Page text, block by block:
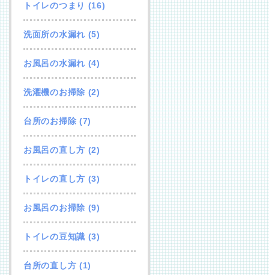
トイレのつまり (16)
洗面所の水漏れ (5)
お風呂の水漏れ (4)
洗濯機のお掃除 (2)
台所のお掃除 (7)
お風呂の直し方 (2)
トイレの直し方 (3)
お風呂のお掃除 (9)
トイレの豆知識 (3)
台所の直し方 (1)